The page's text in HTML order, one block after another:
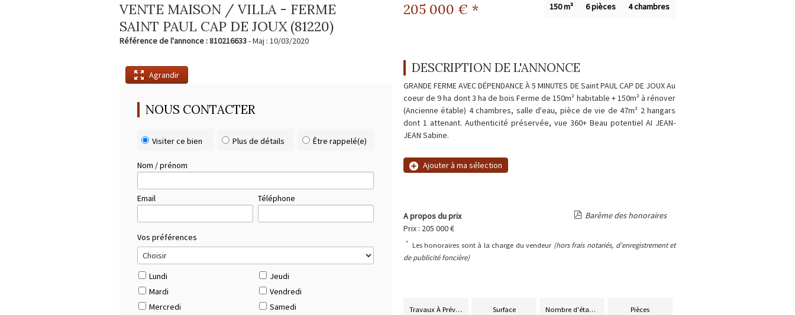
VENTE MAISON / VILLA - FERME
SAINT PAUL CAP DE JOUX (81220)
Référence de l'annonce : 810216633- Maj : 10/03/2020
205 000 € * 4 chambres
6 pièces
150 m²
Agrandir
NOUS CONTACTER
Visiter ce bien Plus de détails Être rappelé(e)
Nom / prénom
Email Téléphone
Vos préférences
Lundi
Mardi
Mercredi
Jeudi
Vendredi
Samedi
DESCRIPTION DE L'ANNONCE
GRANDE FERME AVEC DÉPENDANCE À 5 MINUTES DE Saint PAUL CAP DE JOUX Au
coeur de 9 ha dont 3 ha de bois Ferme de 150m² habitable + 150m² à rénover
(Ancienne étable) 4 chambres, salle d'eau, pièce de vie de 47m² 2 hangars
dont 1 attenant. Authenticité préservée, vue 360+ Beau potentiel AI JEAN-
JEAN Sabine.
Ajouter à ma sélection
A propos du prix
Barème des honoraires
Prix : 205 000 €
* Les honoraires sont à la charge du vendeur (hors frais notariés, d'enregistrement et
de publicité foncière)
Travaux À Prévoir
Surface
Nombre d'étages
Pièces